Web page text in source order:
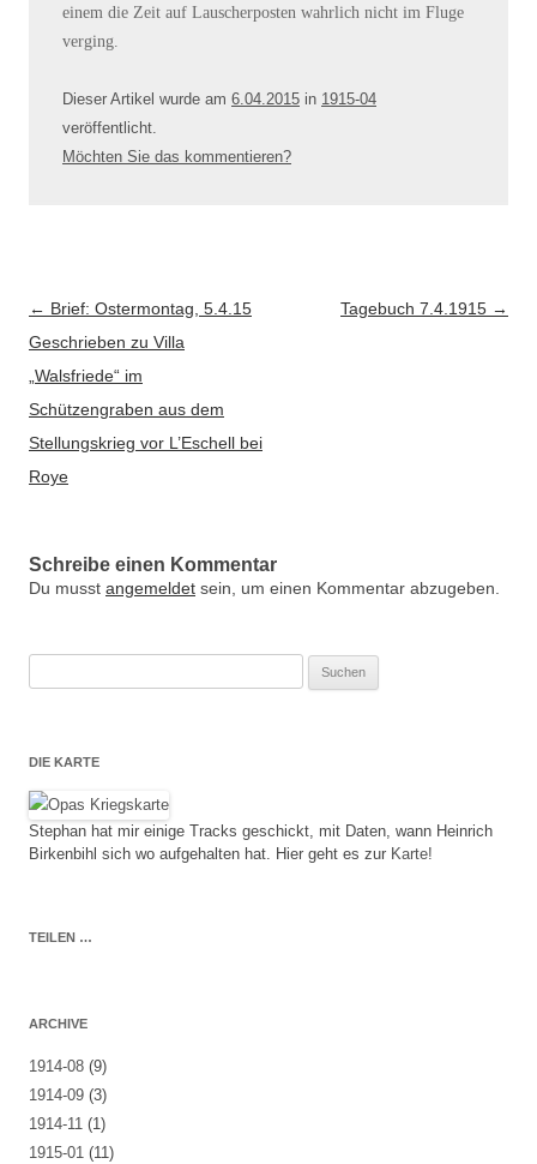
einem die Zeit auf Lauscherposten wahrlich nicht im Fluge
verging.
Dieser Artikel wurde am 6.04.2015 in 1915-04
veröffentlicht.
Möchten Sie das kommentieren?
Artikel-Navigation
← Brief: Ostermontag, 5.4.15
Geschrieben zu Villa
„Walsfriede“ im
Schützengraben aus dem
Stellungskrieg vor L’Eschell bei
Roye
Tagebuch 7.4.1915 →
Schreibe einen Kommentar
Du musst angemeldet sein, um einen Kommentar abzugeben.
DIE KARTE
Stephan hat mir einige Tracks geschickt, mit Daten, wann Heinrich
Birkenbihl sich wo aufgehalten hat. Hier geht es zur Karte!
TEILEN …
ARCHIVE
1914-08 (9)
1914-09 (3)
1914-11 (1)
1915-01 (11)